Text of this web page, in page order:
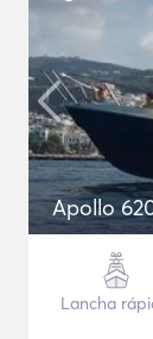
Apollo
Lancha